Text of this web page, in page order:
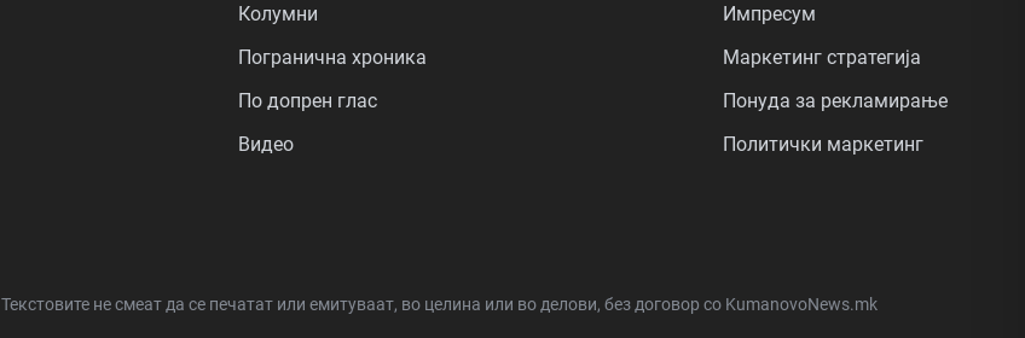
Колумни
Погранична хроника
По допрен глас
Видео
Импресум
Маркетинг стратегија
Понуда за рекламирање
Политички маркетинг
Текстовите не смеат да се печатат или емитуваат, во целина или во делови, без договор со KumanovoNews.mk